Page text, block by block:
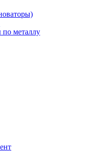
металлу